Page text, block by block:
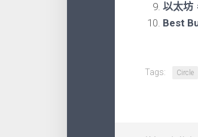
以太坊
Best
Tags: Circle